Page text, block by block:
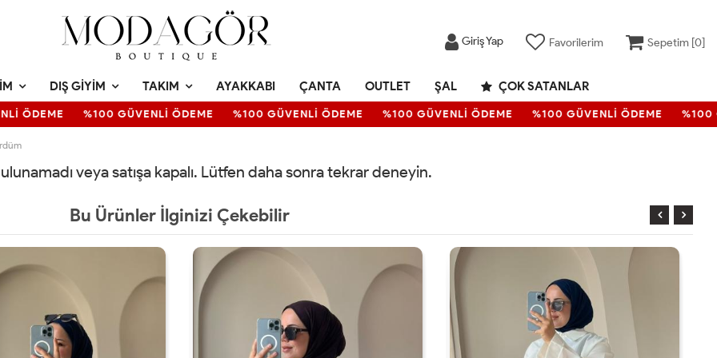
Giriş Yap Favorilerim Sepetim [0]
DIŞ GIYIM TAKIM AYAKKABI ÇANTA OUTLET ŞAL ÇOK SATANLAR
ÖDEME %100 GÜVENLİ ÖDEME %100 GÜVENLİ ÖDEME %100 GÜVENLİ ÖDEME %100 GÜVENLİ ÖDEME %100
veya satışa kapalı. Lütfen daha sonra tekrar deneyin.
Bu Ürünler İlginizi Çekebilir